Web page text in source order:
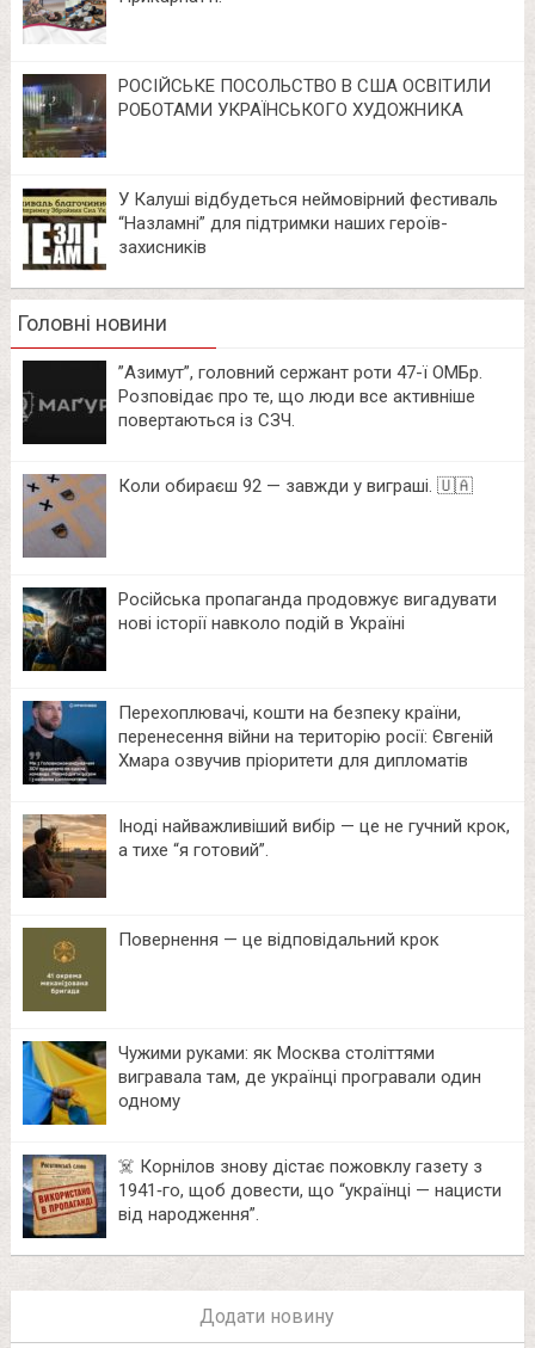
РОСІЙСЬКЕ ПОСОЛЬСТВО В США ОСВІТИЛИ
РОБОТАМИ УКРАЇНСЬКОГО ХУДОЖНИКА
У Калуші відбудеться неймовірний фестиваль
“Назламні” для підтримки наших героїв-
захисників
Головні новини
⁨”Азимут”, головний сержант роти 47-ї ОМБр.
Розповідає про те, що люди все активніше
повертаються із СЗЧ.
Коли обираєш 92 — завжди у виграші. 🇺🇦
Російська пропаганда продовжує вигадувати
нові історії навколо подій в Україні
Перехоплювачі, кошти на безпеку країни,
перенесення війни на територію росії: Євгеній
Хмара озвучив пріоритети для дипломатів
Іноді найважливіший вибір — це не гучний крок,
а тихе “я готовий”.
Повернення — це відповідальний крок
Чужими руками: як Москва століттями
вигравала там, де українці програвали один
одному
☠️ Корнілов знову дістає пожовклу газету з
1941‑го, щоб довести, що “українці — нацисти
від народження”.
Додати новину